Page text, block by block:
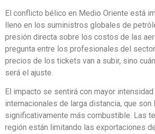
El conflicto bélico en Medio Oriente está
lleno en los suministros globales de
presión directa sobre los costos de las
pregunta entre los profesionales del
precios de los tickets van a subir, sino
será el ajuste.
El impacto se sentirá con mayor
internacionales de larga distancia, que son
significativamente más combustible. Las
región están limitando las exportaciones